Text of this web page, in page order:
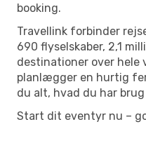
booking.
Travellink forbinder
690 flyselskaber, 2,1
destinationer over hele
planlægger en hurtig
du alt, hvad du har
Start dit eventyr nu –